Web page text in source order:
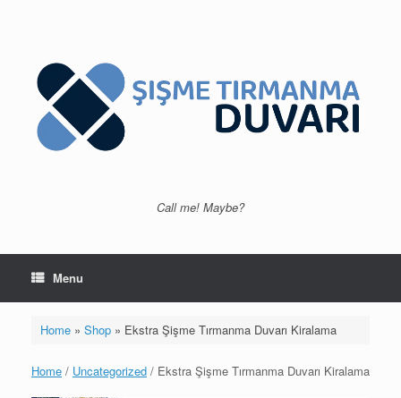
Call me! Maybe?
Menu
Home» Shop» Ekstra Şişme Tırmanma Duvarı Kiralama
Home / Uncategorized / Ekstra Şişme Tırmanma Duvarı Kiralama